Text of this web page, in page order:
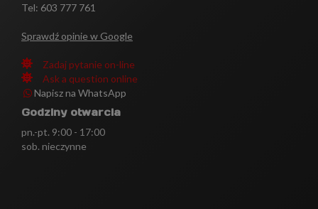
Tel: 603 777 761
Sprawdź opinie w Google
Zadaj pytanie on-line
Ask a question online
Napisz na WhatsApp
Godziny otwarcia
pn.-pt. 9:00 - 17:00
sob. nieczynne